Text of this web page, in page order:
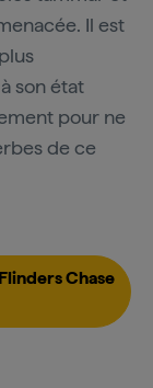
Il est
son état
pour ne
de ce
Chase